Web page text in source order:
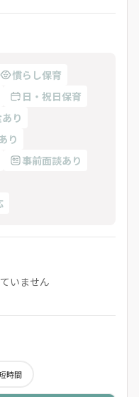
慣らし保育
日・祝日保育
り
り
事前面談あり
いません
時間